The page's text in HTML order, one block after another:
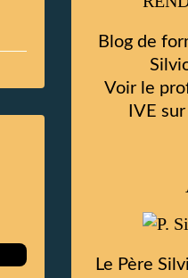
Blog de
Voir le
IVE
Le Père